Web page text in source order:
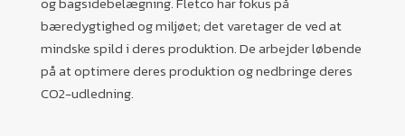
bæredygtighed og miljøet; det varetager de ved at
mindske spild i deres produktion. De arbejder løbende
på at optimere deres produktion og nedbringe deres
CO2-udledning.